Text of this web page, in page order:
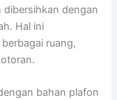
dibersihkan dengan
Hal ini
ruang,
bahan plafon